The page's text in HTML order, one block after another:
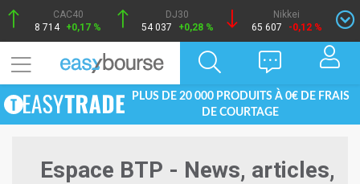
CAC40
8 714 +0,17 %
DJ30
54 037
+0,28 %
Nikkei
65 607
-0,12 %
PLUS DE 20 000 PRODUITS À 0€ DE FRAIS
DE COURTAGE
Espace BTP - News, articles,